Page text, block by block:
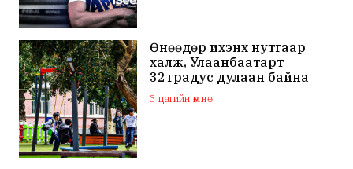
Өнөөдөр ихэнх нутгаар
халж, Улаанбаатарт
32 градус дулаан байна
3 цагийн өмнө